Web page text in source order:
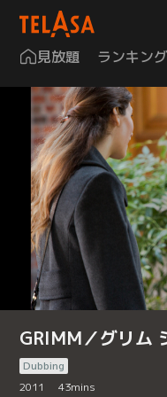
見放題 ランキング
GRIMM／グリム
Dubbing
2011
43mins